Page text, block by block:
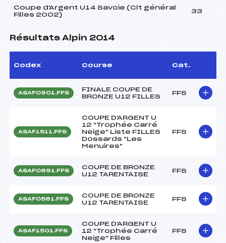
Coupe d'Argent U14 Savoie (Clt général
Filles 2002)
33
Résultats Alpin 2014
Codex Course Cat.
ASAF0901.FFS
FINALE COUPE DE
BRONZE U12 FILLES
FFS
ASAF1511.FFS
COUPE D'ARGENT U
12 "Trophée Carré
Neige" Liste FILLES
Dossards "Les
Menuires"
FFS
ASAF0691.FFS
COUPE DE BRONZE
U12 TARENTAISE
FFS
ASAF0561.FFS
COUPE DE BRONZE
U12 TARENTAISE
FFS
ASAF1501.FFS
COUPE D'ARGENT U
12 "Trophée Carré
Neige" Filles
FFS